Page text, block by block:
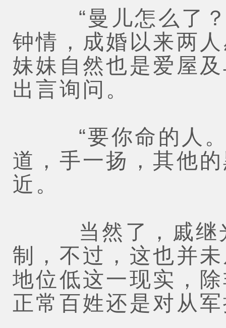
“曼儿怎么了？”
钟情，成婚以来两
妹妹自然也是爱屋
出言询问。
“要你命的人。”
道，手一扬，其他
近。
当然了，戚继光
制，不过，这也并
地位低这一现实，
正常百姓还是对从